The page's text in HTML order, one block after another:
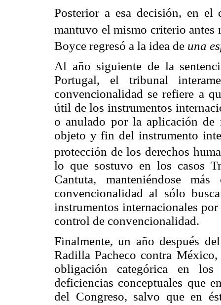
Posterior a esa decisión, en el
mantuvo el mismo criterio antes
Boyce regresó a la idea de una
Al año siguiente de la
Portugal, el tribunal
convencionalidad se refiere a
útil de los instrumentos
o anulado por la aplicación de
objeto y fin del instrumento
protección de los derechos
lo que sostuvo en los casos
Cantuta, manteniéndose
convencionalidad al sólo
instrumentos internacionales
control de convencionalidad.
Finalmente, un año después
Radilla Pacheco contra
obligación categórica en
deficiencias conceptuales que
del Congreso, salvo que en